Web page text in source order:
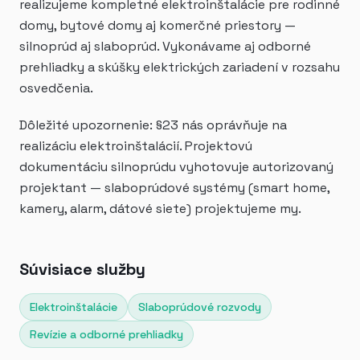
realizujeme kompletné elektroinštalácie pre rodinné
domy, bytové domy aj komerčné priestory —
silnoprúd aj slaboprúd. Vykonávame aj odborné
prehliadky a skúšky elektrických zariadení v rozsahu
osvedčenia.
Dôležité upozornenie: §23 nás oprávňuje na
realizáciu elektroinštalácií. Projektovú
dokumentáciu silnoprúdu vyhotovuje autorizovaný
projektant — slaboprúdové systémy (smart home,
kamery, alarm, dátové siete) projektujeme my.
Súvisiace služby
Elektroinštalácie
Slaboprúdové rozvody
Revízie a odborné prehliadky